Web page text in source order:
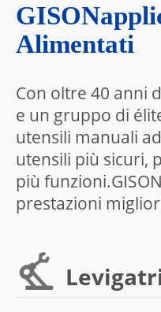
Alimentati
Con oltre 40 anni
e un gruppo di
utensili manuali
utensili più sicuri,
più
prestazioni